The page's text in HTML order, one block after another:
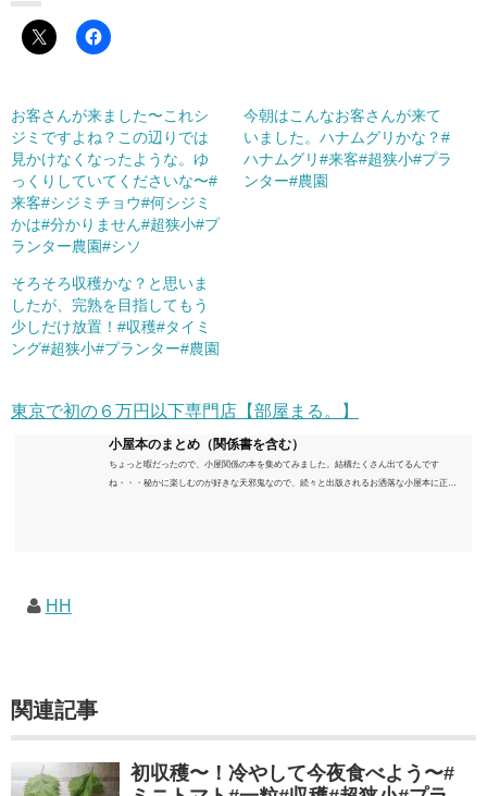
お客さんが来ました〜これシ
ジミですよね？この辺りでは
見かけなくなったような。ゆ
っくりしていてくださいな〜#
来客#シジミチョウ#何シジミ
かは#分かりません#超狭小#プ
ランター農園#シソ
今朝はこんなお客さんが来て
いました。ハナムグリかな？#
ハナムグリ#来客#超狭小#プラ
ンター#農園
そろそろ収穫かな？と思いま
したが、完熟を目指してもう
少しだけ放置！#収穫#タイミ
ング#超狭小#プランター#農園
東京で初の６万円以下専門店【部屋まる。】
小屋本のまとめ（関係書を含む）
ちょっと暇だったので、小屋関係の本を集めてみました。結構たくさん出てるんです
ね・・・秘かに楽しむのが好きな天邪鬼なので、続々と出版されるお洒落な小屋本に正直
HH
関連記事
初収穫〜！冷やして今夜食べよう〜#